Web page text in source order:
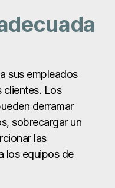
los equipos de
para proteger
Estas normas las
para